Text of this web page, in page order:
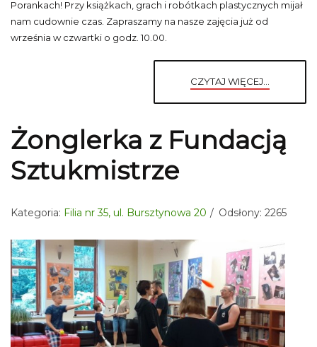
Porankach! Przy książkach, grach i robótkach plastycznych mijał
nam cudownie czas. Zapraszamy na nasze zajęcia już od
września w czwartki o godz. 10.00.
CZYTAJ WIĘCEJ...
Żonglerka z Fundacją
Sztukmistrze
Kategoria: Filia nr 35, ul. Bursztynowa 20 Odsłony: 2265